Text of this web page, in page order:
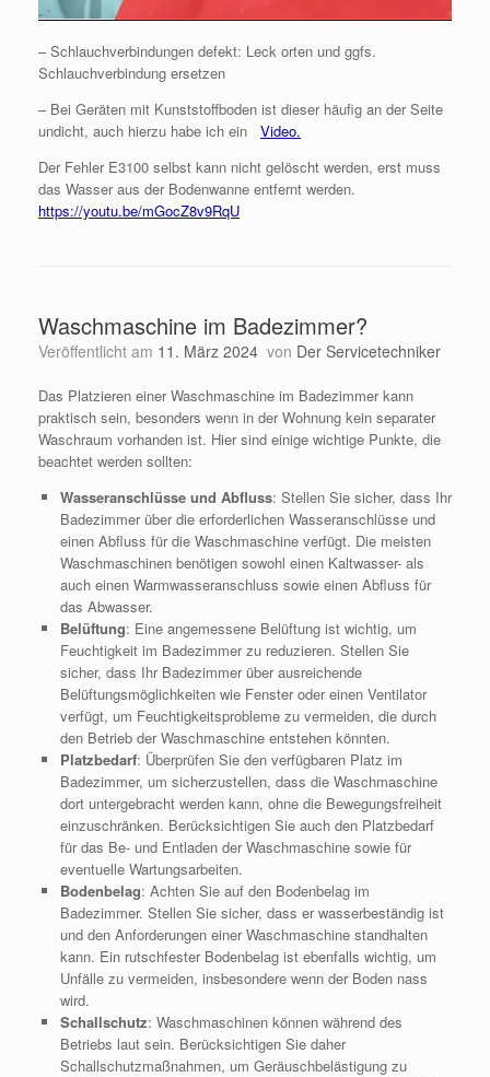
– Schlauchverbindungen defekt: Leck orten und ggfs.
Schlauchverbindung ersetzen
– Bei Geräten mit Kunststoffboden ist dieser häufig an der Seite
undicht, auch hierzu habe ich ein Video.
Der Fehler E3100 selbst kann nicht gelöscht werden, erst muss
das Wasser aus der Bodenwanne entfernt werden.
https://youtu.be/mGocZ8v9RqU
Waschmaschine im Badezimmer?
Veröffentlicht am 11. März 2024 von Der Servicetechniker
Das Platzieren einer Waschmaschine im Badezimmer kann
praktisch sein, besonders wenn in der Wohnung kein separater
Waschraum vorhanden ist. Hier sind einige wichtige Punkte, die
beachtet werden sollten:
Wasseranschlüsse und Abfluss: Stellen Sie sicher, dass Ihr
Badezimmer über die erforderlichen Wasseranschlüsse und
einen Abfluss für die Waschmaschine verfügt. Die meisten
Waschmaschinen benötigen sowohl einen Kaltwasser- als
auch einen Warmwasseranschluss sowie einen Abfluss für
das Abwasser.
Belüftung: Eine angemessene Belüftung ist wichtig, um
Feuchtigkeit im Badezimmer zu reduzieren. Stellen Sie
sicher, dass Ihr Badezimmer über ausreichende
Belüftungsmöglichkeiten wie Fenster oder einen Ventilator
verfügt, um Feuchtigkeitsprobleme zu vermeiden, die durch
den Betrieb der Waschmaschine entstehen könnten.
Platzbedarf: Überprüfen Sie den verfügbaren Platz im
Badezimmer, um sicherzustellen, dass die Waschmaschine
dort untergebracht werden kann, ohne die Bewegungsfreiheit
einzuschränken. Berücksichtigen Sie auch den Platzbedarf
für das Be- und Entladen der Waschmaschine sowie für
eventuelle Wartungsarbeiten.
Bodenbelag: Achten Sie auf den Bodenbelag im
Badezimmer. Stellen Sie sicher, dass er wasserbeständig ist
und den Anforderungen einer Waschmaschine standhalten
kann. Ein rutschfester Bodenbelag ist ebenfalls wichtig, um
Unfälle zu vermeiden, insbesondere wenn der Boden nass
wird.
Schallschutz: Waschmaschinen können während des
Betriebs laut sein. Berücksichtigen Sie daher
Schallschutzmaßnahmen, um Geräuschbelästigung zu